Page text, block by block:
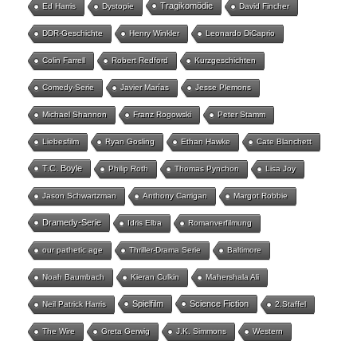
Ed Harris Dystopie Tragikomödie David Fincher
DDR-Geschichte Henry Winkler Leonardo DiCaprio
Colin Farrell Robert Redford Kurzgeschichten
Comedy-Serie Javier Marías Jesse Plemons
Michael Shannon Franz Rogowski Peter Stamm
Liebesfilm Ryan Gosling Ethan Hawke Cate Blanchett
T.C. Boyle Philip Roth Thomas Pynchon Lisa Joy
Jason Schwartzman Anthony Carrigan Margot Robbie
Dramedy-Serie Idris Elba Romanverfilmung
our pathetic age Thriller-Drama Serie Baltimore
Noah Baumbach Kieran Culkin Mahershala Ali
Neil Patrick Harris Spielfilm Science Fiction 2.Staffel
The Wire Greta Gerwig J.K. Simmons Western